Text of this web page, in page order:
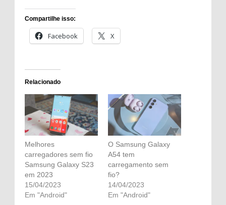
Compartilhe isso:
Facebook X
Relacionado
Melhores
carregadores sem fio
Samsung Galaxy S23
em 2023
15/04/2023
Em "Android"
O Samsung Galaxy
A54 tem
carregamento sem
fio?
14/04/2023
Em "Android"